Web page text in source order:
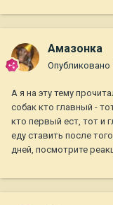
Амазонка
Опубликовано
А я на эту тему
собак кто главный -
кто первый ест, тот и
еду ставить после
дней, посмотрите